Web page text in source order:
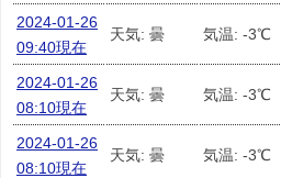
2024-01-26
09:40現在
天気: 曇 気温: -3℃
2024-01-26
08:10現在
天気: 曇 気温: -3℃
2024-01-26
08:10現在
天気: 曇 気温: -3℃